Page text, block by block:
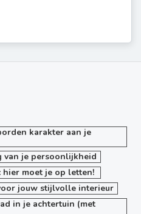
karakter aan je
van je persoonlijkheid
hier moet je op letten!
jouw stijlvolle interieur
in je achtertuin (met